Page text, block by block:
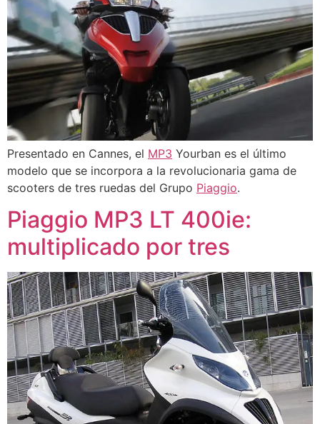
Presentado en Cannes, el MP3 Yourban es el último
modelo que se incorpora a la revolucionaria gama de
scooters de tres ruedas del Grupo Piaggio.
Piaggio MP3 LT 400ie:
multiplicado por tres